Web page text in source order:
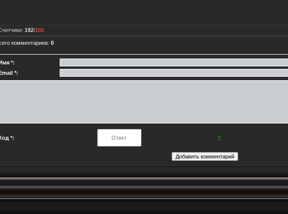
: 192/102
комментариев: 0
Имя *:
Email *:
Код *: